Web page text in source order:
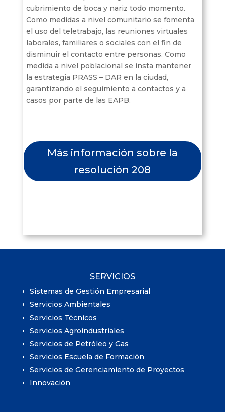
cubrimiento de boca y nariz todo momento.
Como medidas a nivel comunitario se fomenta
el uso del teletrabajo, las reuniones virtuales
laborales, familiares o sociales con el fin de
disminuir el contacto entre personas. Como
medida a nivel poblacional se insta mantener
la estrategia PRASS – DAR en la ciudad,
garantizando el seguimiento a contactos y a
casos por parte de las EAPB.
Más información sobre la
resolución 208
SERVICIOS
Sistemas de Gestión Empresarial
Servicios Ambientales
Servicios Técnicos
Servicios Agroindustriales
Servicios de Petróleo y Gas
Servicios Escuela de Formación
Servicios de Gerenciamiento de Proyectos
Innovación